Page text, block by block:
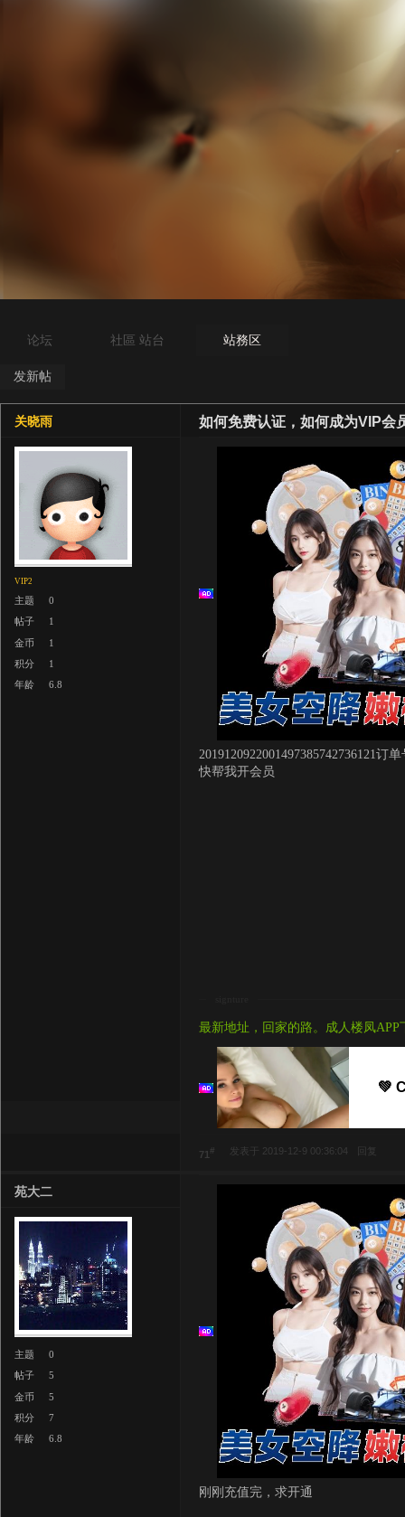
论坛 社區 站台 站務区
发新帖
如何免费认证，如何成为VIP会
关晓雨
VIP2
主题
0
帖子
1
金币
1
积分
1
年龄
6.8
2019120922001497385742736121订单
快帮我开会员
最新地址，回家的路。成人楼凤APP
💚
71 # 发表于 2019-12-9 00:36:04 回复
苑大二
主题
0
帖子
5
金币
5
积分
7
年龄
6.8
刚刚充值完，求开通